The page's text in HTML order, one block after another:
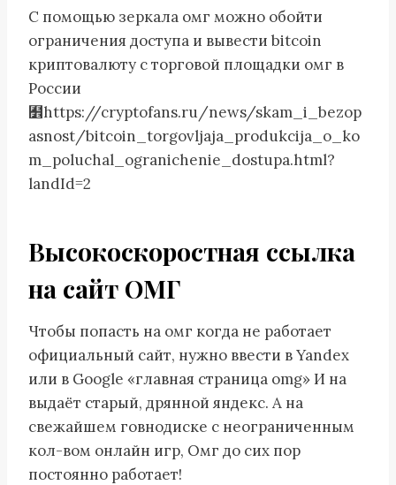
С помощью зеркала омг можно обойти
ограничения доступа и вывести bitcoin
криптовалюту с торговой площадки омг в
России
﻾https://cryptofans.ru/news/skam_i_bezop
asnost/bitcoin_torgovljaja_produkcija_o_ko
m_poluchal_ogranichenie_dostupa.html?
landId=2
Высокоскоростная ссылка
на сайт ОМГ
Чтобы попасть на омг когда не работает
официальный сайт, нужно ввести в Yandex
или в Google «главная страница omg» И на
выдаёт старый, дрянной яндекс. А на
свежайшем говнодиске с неограниченным
кол-вом онлайн игр, Омг до сих пор
постоянно работает!